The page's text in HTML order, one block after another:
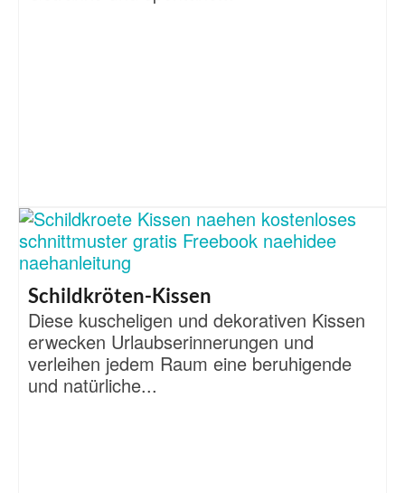
Schildkröten-Kissen
Diese kuscheligen und dekorativen Kissen
erwecken Urlaubserinnerungen und
verleihen jedem Raum eine beruhigende
und natürliche...